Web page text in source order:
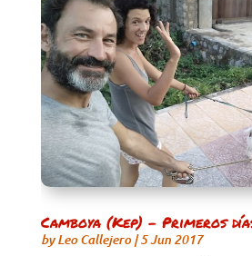
Camboya (Kep) – Primeros
byLeo Callejero|5 Jun 2017